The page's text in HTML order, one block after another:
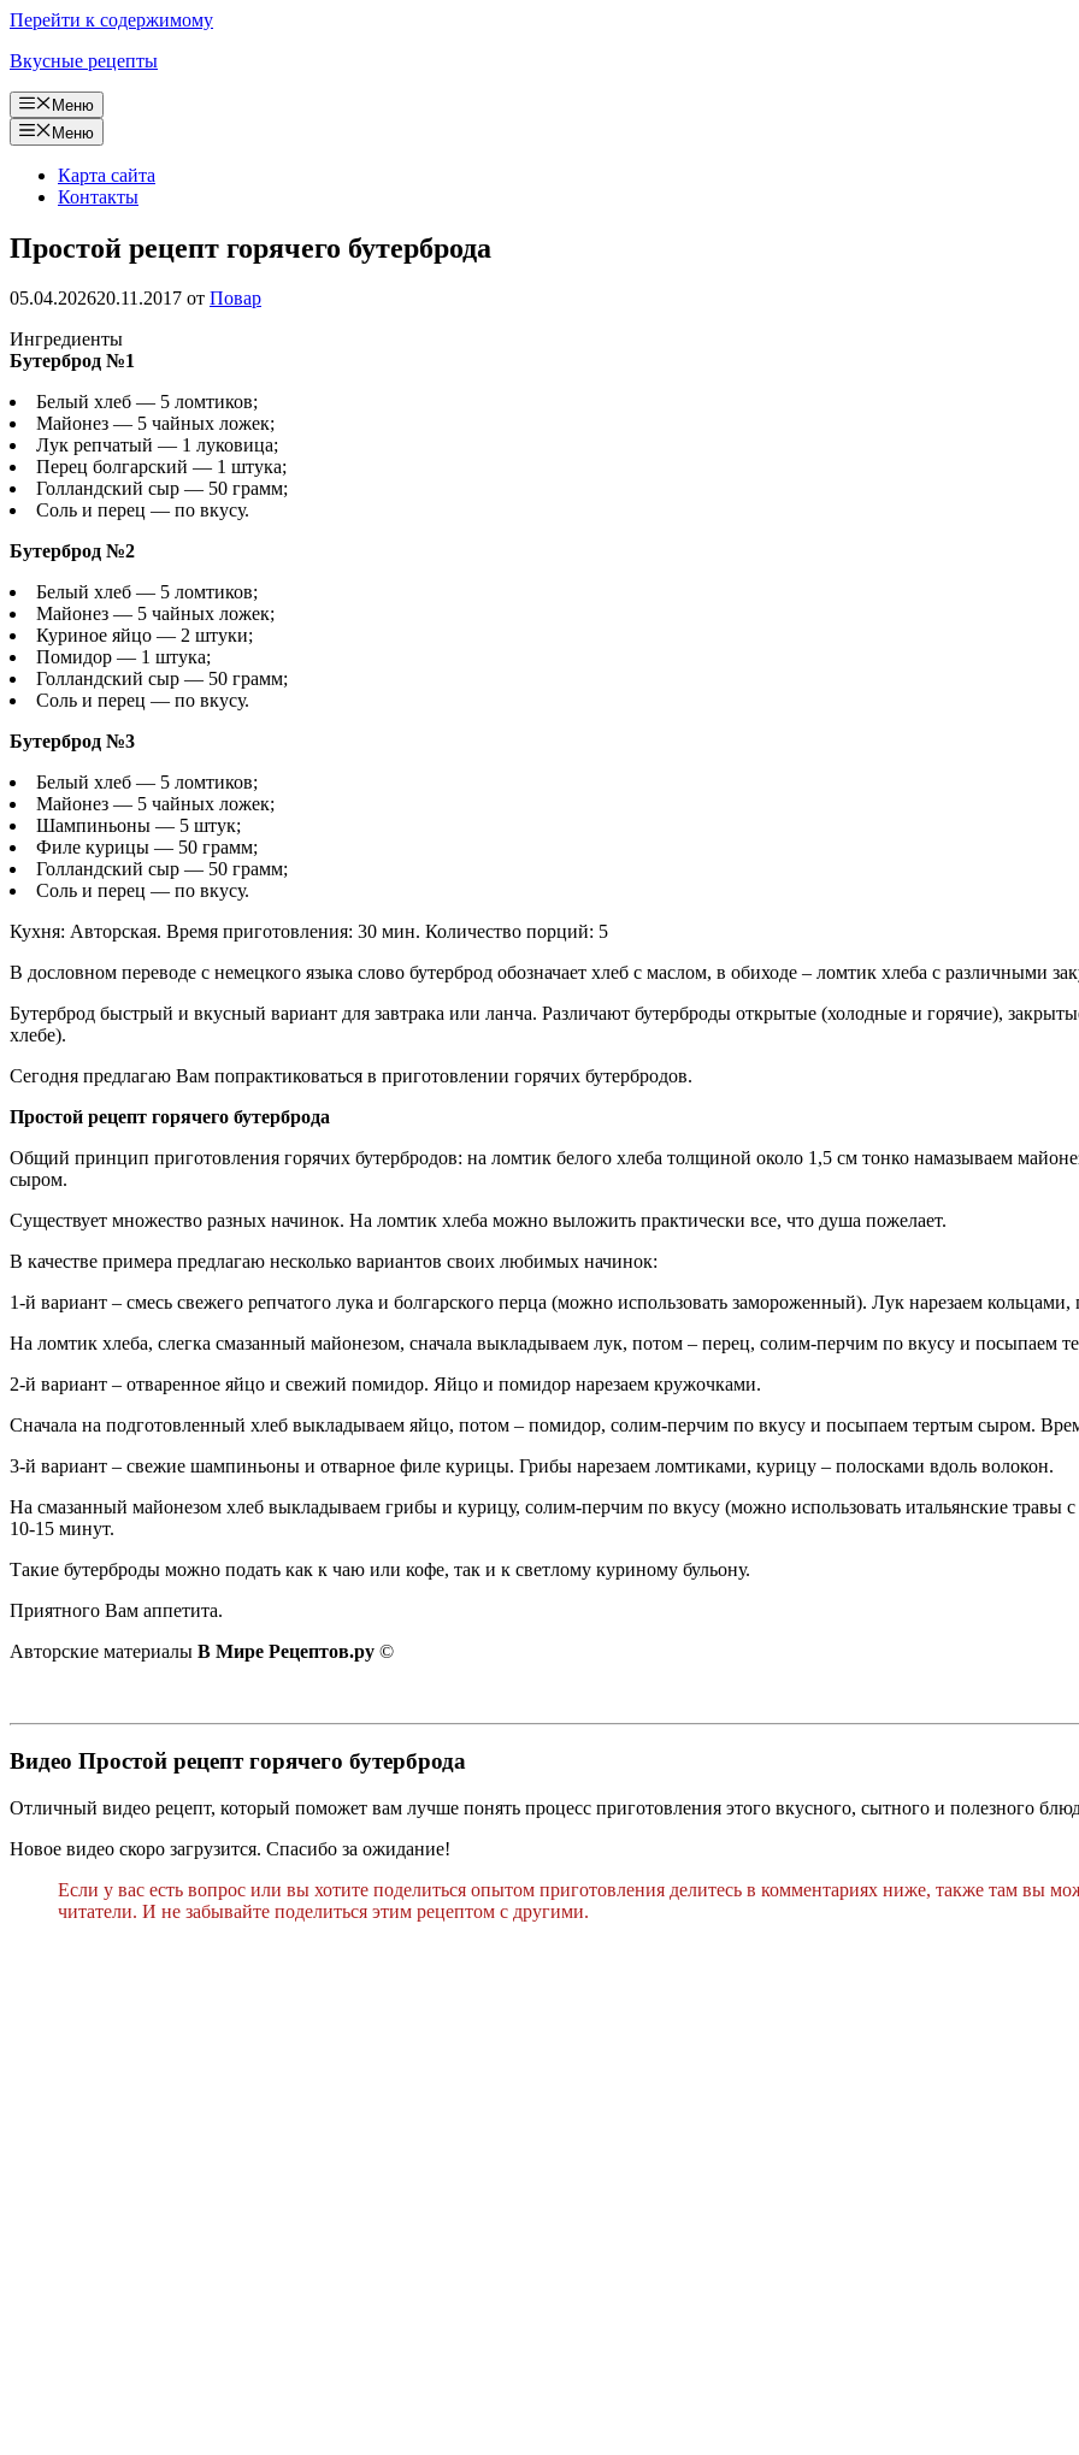
Перейти к содержимому
Вкусные рецепты
Меню
Меню
Карта сайта
Контакты
Простой рецепт горячего бутерброда
05.04.202620.11.2017 от Повар
Ингредиенты
Бутерброд №1
Белый хлеб — 5 ломтиков;
Майонез — 5 чайных ложек;
Лук репчатый — 1 луковица;
Перец болгарский — 1 штука;
Голландский сыр — 50 грамм;
Соль и перец — по вкусу.
Бутерброд №2
Белый хлеб — 5 ломтиков;
Майонез — 5 чайных ложек;
Куриное яйцо — 2 штуки;
Помидор — 1 штука;
Голландский сыр — 50 грамм;
Соль и перец — по вкусу.
Бутерброд №3
Белый хлеб — 5 ломтиков;
Майонез — 5 чайных ложек;
Шампиньоны — 5 штук;
Филе курицы — 50 грамм;
Голландский сыр — 50 грамм;
Соль и перец — по вкусу.
Кухня: Авторская. Время приготовления: 30 мин. Количество порций: 5
В дословном переводе с немецкого языка слово бутерброд обозначает хлеб с маслом, в обиходе – ломтик хлеба с различными
Бутерброд быстрый и вкусный вариант для завтрака или ланча. Различают бутерброды открытые (холодные и горячие),
хлебе).
Сегодня предлагаю Вам попрактиковаться в приготовлении горячих бутербродов.
Простой рецепт горячего бутерброда
Общий принцип приготовления горячих бутербродов: на ломтик белого хлеба толщиной около 1,5 см тонко намазываем
сыром.
Существует множество разных начинок. На ломтик хлеба можно выложить практически все, что душа пожелает.
В качестве примера предлагаю несколько вариантов своих любимых начинок:
1-й вариант – смесь свежего репчатого лука и болгарского перца (можно использовать замороженный). Лук нарезаем кольцами,
На ломтик хлеба, слегка смазанный майонезом, сначала выкладываем лук, потом – перец, солим-перчим по вкусу и посыпаем
2-й вариант – отваренное яйцо и свежий помидор. Яйцо и помидор нарезаем кружочками.
Сначала на подготовленный хлеб выкладываем яйцо, потом – помидор, солим-перчим по вкусу и посыпаем тертым сыром.
3-й вариант – свежие шампиньоны и отварное филе курицы. Грибы нарезаем ломтиками, курицу – полосками вдоль волокон.
На смазанный майонезом хлеб выкладываем грибы и курицу, солим-перчим по вкусу (можно использовать итальянские
10-15 минут.
Такие бутерброды можно подать как к чаю или кофе, так и к светлому куриному бульону.
Приятного Вам аппетита.
Авторские материалы В Мире Рецептов.ру ©
Видео Простой рецепт горячего бутерброда
Отличный видео рецепт, который поможет вам лучше понять процесс приготовления этого вкусного, сытного и полезного
Новое видео скоро загрузится. Спасибо за ожидание!
Если у вас есть вопрос или вы хотите поделиться опытом приготовления делитесь в комментариях ниже, также там вы
читатели. И не забывайте поделиться этим рецептом с другими.